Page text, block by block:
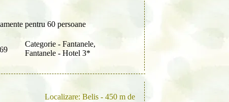
pentru 60 persoane
Categorie - Fantanele,
Fantanele - Hotel 3*
Localizare: Belis - 450 m de